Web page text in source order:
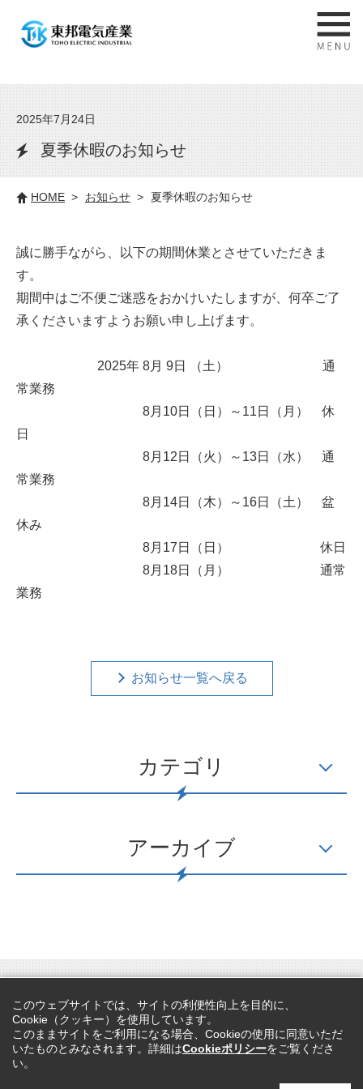
2025年7月24日
夏季休暇のお知らせ
HOME お知らせ 夏季休暇のお知らせ
誠に勝手ながら、以下の期間休業とさせていただきま
す。
期間中はご不便ご迷惑をおかけいたしますが、何卒ご了
承くださいますようお願い申し上げます。
2025年 8月 9日 （土） 通
常業務
8月10日（日）～11日（月） 休
日
8月12日（火）～13日（水） 通
常業務
8月14日（木）～16日（土） 盆
休み
8月17日（日） 休日
8月18日（月） 通常
業務
お知らせ一覧へ戻る
カテゴリ
アーカイブ
Cookieポリシー サイトマップ
このウェブサイトでは、サイトの利便性向上を目的に、
Cookie（クッキー）を使用しています。
このままサイトをご利用になる場合、Cookieの使用に同意いただ
いたものとみなされます。詳細はCookieポリシーをご覧くださ
い。